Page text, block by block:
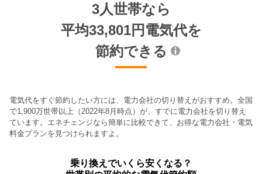
3人世帯なら
平均33,801円電気代を
節約できる
電気代をすぐ節約したい方には、電力会社の切り替えがおすすめ。全国
で1,900万世帯以上（2022年8月時点）が、すでに電力会社を切り替え
ています。エネチェンジなら簡単に比較できて、お得な電力会社・電気
料金プランを見つけられますよ。
乗り換えでいくら安くなる？